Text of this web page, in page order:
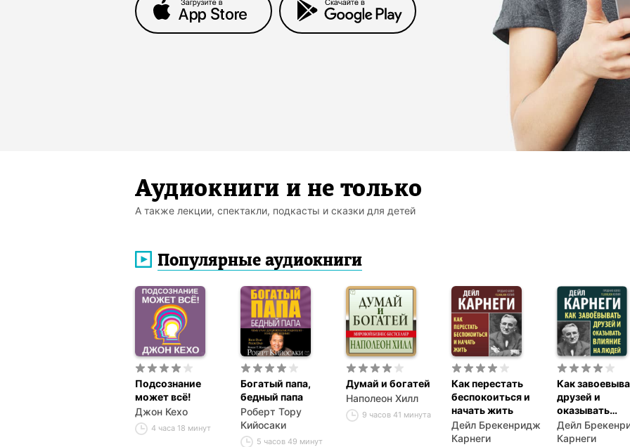
Аудиокниги и не только
А также лекции, спектакли, подкасты и сказки для детей
Популярные аудиокниги
Подсознание
может всё!
Джон Кехо
4 часа 18 минут
Богатый папа,
бедный папа
Роберт Тору
Кийосаки
5 часов 49 минут
Думай и богатей
Наполеон Хилл
9 часов 41 минута
Как перестать
беспокоиться и
начать жить
Дейл Брекенридж
Карнеги
Как
друзей и
оказывать
влияние на
Дейл
Карнеги